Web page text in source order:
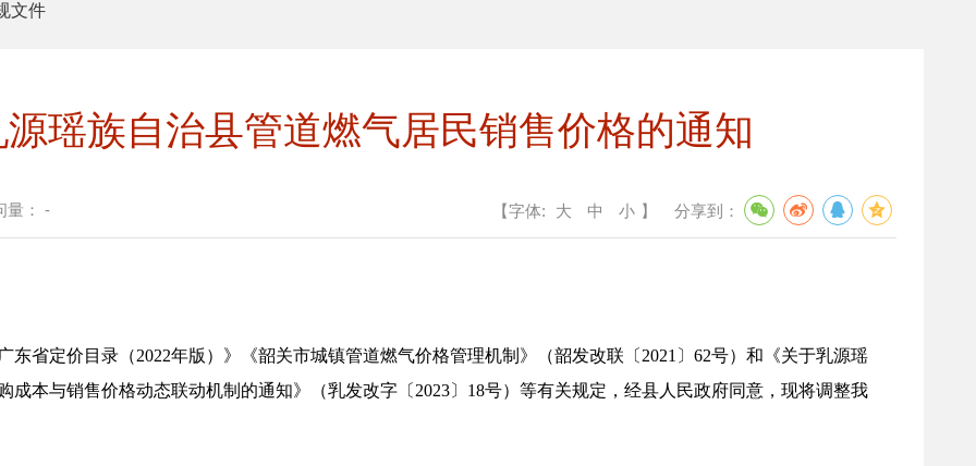
文件
瑶族自治县管道燃气居民销售价格的通知
量： - 【字体: 大 中 小 】 分享到：
定价目录（2022年版）》《韶关市城镇管道燃气价格管理机制》（韶发改联〔2021〕62号）和《关于乳源瑶
本与销售价格动态联动机制的通知》（乳发改字〔2023〕18号）等有关规定，经县人民政府同意，现将调整我